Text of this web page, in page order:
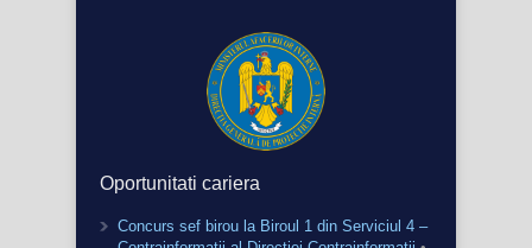
Oportunitati cariera
Concurs sef birou la Biroul 1 din Serviciul 4 –